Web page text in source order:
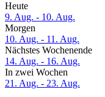
Heute
9. Aug. - 10. Aug.
Morgen
10. Aug. - 11. Aug.
Nächstes Wochenende
14. Aug. - 16. Aug.
In zwei Wochen
21. Aug. - 23. Aug.